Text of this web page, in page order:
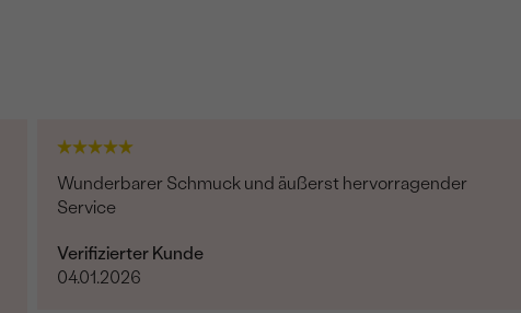
Wunderbarer Schmuck und äußerst hervorragender
Service
Verifizierter Kunde
04.01.2026